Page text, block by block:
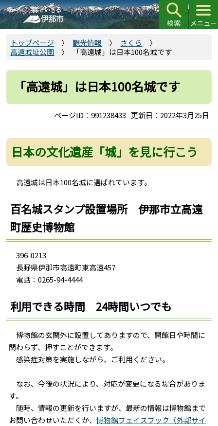
こ
の
ペ
で
トップページ 観光情報
さくら
高遠城址公園
「高遠城」は日本100名城です
「高遠城」は日本100名城です
ページID：991238433 更新日：2022年3月25日
日本の文化遺産「城」を見に行こう
高遠城は日本100名城に選ばれています。
百名城スタンプ設置場所 伊那市立高遠
町歴史博物館
396-0213
長野県伊那市高遠町東高遠457
電話：0265-94-4444
利用できる時間 24時間いつでも
博物館の玄関外に設置してありますので、開館日や時間に
関わらず、押すことができます。
感染症対策を実施しながら、ご利用ください。
なお、今後の状況により、対応が変更になる場合がありま
す。
随時、情報の更新を行いますが、最新の情報は博物館まで
お問い合わせいただくか、博物館フェイスブック（外部サイ